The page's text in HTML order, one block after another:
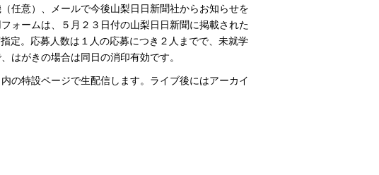
任意）、メールで今後山梨日日新聞社からお知らせを
ォームは、５月２３日付の山梨日日新聞に掲載された
定。応募人数は１人の応募につき２人までで、未就学
はがきの場合は同日の消印有効です。
の特設ページで生配信します。ライブ後にはアーカイ